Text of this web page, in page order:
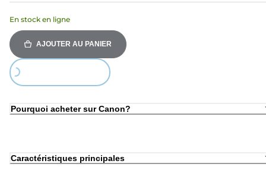
En stock en ligne
AJOUTER AU PANIER
Loading...
Pourquoi acheter sur Canon?
Caractéristiques principales